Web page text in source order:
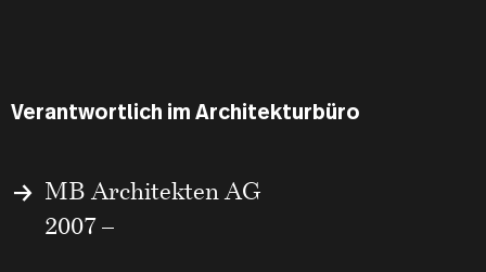
Verantwortlich im Architekturbüro
MB Architekten AG
2007 –